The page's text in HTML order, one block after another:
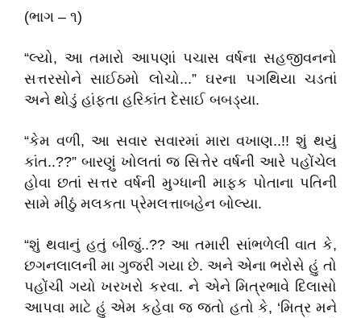
(ભાગ – ૧)
“લ્યો, આ તમારો આપણાં પચાસ વર્ષના સહજીવનનો
સત્તરસોને સાઈઠમો લોચો...” ઘરના પગથિયા ચડતાં
અને થોડું હાંફતા હરિકાંત દેસાઈ બબડ્યા.
“કેમ વળી, આ સવાર સવારમાં મારા વખાણ..!! શું થયું
કાંત..??” બારણું ખોલતાં જ સિત્તેર વર્ષની આરે પહોંચેલ
હોવા છતાં સત્તર વર્ષની મુગ્ધાની માફક પોતાના પતિની
સામે મીઠું મલકતા પ્રેમલત્તાબહેન બોલ્યા.
“શું થવાનું હતું બીજું..?? આ તમારી સાંભળેલી વાત કે,
છગનલાલની મા ગુજરી ગયા છે. અને એના ભરોસે હું તો
પહોંચી ગયો ખરખરો કરવા. ને એને મિત્રભાવે દિલાસો
આપવા માટે હું એમ કહેવા જ જતો હતો કે, ‘મિત્ર મને